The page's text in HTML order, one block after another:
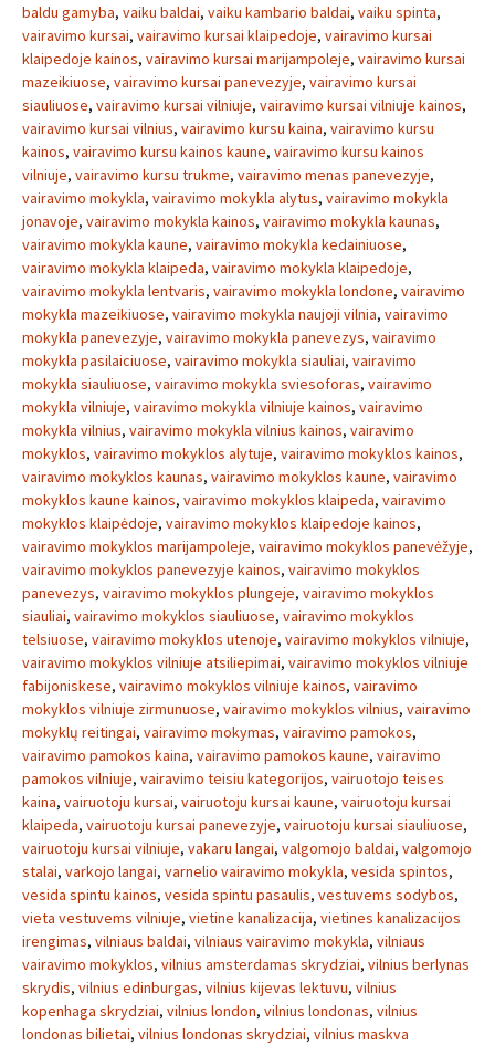
baldu gamyba, vaiku baldai, vaiku kambario baldai, vaiku spinta,
vairavimo kursai, vairavimo kursai klaipedoje, vairavimo kursai
klaipedoje kainos, vairavimo kursai marijampoleje, vairavimo kursai
mazeikiuose, vairavimo kursai panevezyje, vairavimo kursai
siauliuose, vairavimo kursai vilniuje, vairavimo kursai vilniuje kainos,
vairavimo kursai vilnius, vairavimo kursu kaina, vairavimo kursu
kainos, vairavimo kursu kainos kaune, vairavimo kursu kainos
vilniuje, vairavimo kursu trukme, vairavimo menas panevezyje,
vairavimo mokykla, vairavimo mokykla alytus, vairavimo mokykla
jonavoje, vairavimo mokykla kainos, vairavimo mokykla kaunas,
vairavimo mokykla kaune, vairavimo mokykla kedainiuose,
vairavimo mokykla klaipeda, vairavimo mokykla klaipedoje,
vairavimo mokykla lentvaris, vairavimo mokykla londone, vairavimo
mokykla mazeikiuose, vairavimo mokykla naujoji vilnia, vairavimo
mokykla panevezyje, vairavimo mokykla panevezys, vairavimo
mokykla pasilaiciuose, vairavimo mokykla siauliai, vairavimo
mokykla siauliuose, vairavimo mokykla sviesoforas, vairavimo
mokykla vilniuje, vairavimo mokykla vilniuje kainos, vairavimo
mokykla vilnius, vairavimo mokykla vilnius kainos, vairavimo
mokyklos, vairavimo mokyklos alytuje, vairavimo mokyklos kainos,
vairavimo mokyklos kaunas, vairavimo mokyklos kaune, vairavimo
mokyklos kaune kainos, vairavimo mokyklos klaipeda, vairavimo
mokyklos klaipėdoje, vairavimo mokyklos klaipedoje kainos,
vairavimo mokyklos marijampoleje, vairavimo mokyklos panevėžyje,
vairavimo mokyklos panevezyje kainos, vairavimo mokyklos
panevezys, vairavimo mokyklos plungeje, vairavimo mokyklos
siauliai, vairavimo mokyklos siauliuose, vairavimo mokyklos
telsiuose, vairavimo mokyklos utenoje, vairavimo mokyklos vilniuje,
vairavimo mokyklos vilniuje atsiliepimai, vairavimo mokyklos vilniuje
fabijoniskese, vairavimo mokyklos vilniuje kainos, vairavimo
mokyklos vilniuje zirmunuose, vairavimo mokyklos vilnius, vairavimo
mokyklų reitingai, vairavimo mokymas, vairavimo pamokos,
vairavimo pamokos kaina, vairavimo pamokos kaune, vairavimo
pamokos vilniuje, vairavimo teisiu kategorijos, vairuotojo teises
kaina, vairuotoju kursai, vairuotoju kursai kaune, vairuotoju kursai
klaipeda, vairuotoju kursai panevezyje, vairuotoju kursai siauliuose,
vairuotoju kursai vilniuje, vakaru langai, valgomojo baldai, valgomojo
stalai, varkojo langai, varnelio vairavimo mokykla, vesida spintos,
vesida spintu kainos, vesida spintu pasaulis, vestuvems sodybos,
vieta vestuvems vilniuje, vietine kanalizacija, vietines kanalizacijos
irengimas, vilniaus baldai, vilniaus vairavimo mokykla, vilniaus
vairavimo mokyklos, vilnius amsterdamas skrydziai, vilnius berlynas
skrydis, vilnius edinburgas, vilnius kijevas lektuvu, vilnius
kopenhaga skrydziai, vilnius london, vilnius londonas, vilnius
londonas bilietai, vilnius londonas skrydziai, vilnius maskva